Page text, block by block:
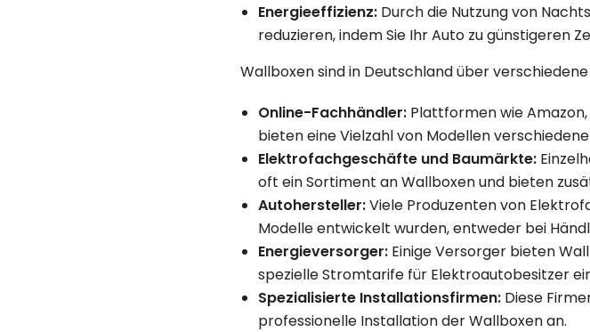
Energieeffizienz: Durch die Nutzung von
reduzieren, indem Sie Ihr Auto zu günstigeren
Wallboxen sind in Deutschland über
Online-Fachhändler: Plattformen wie
bieten eine Vielzahl von Modellen
Elektrofachgeschäfte und Baumärkte:
oft ein Sortiment an Wallboxen und bieten
Autohersteller:Viele Produzenten von
Modelle entwickelt wurden, entweder bei
Energieversorger: Einige Versorger bieten
spezielle Stromtarife für Elektroautobesitzer
Spezialisierte Installationsfirmen: Diese
professionelle Installation der Wallboxen an.